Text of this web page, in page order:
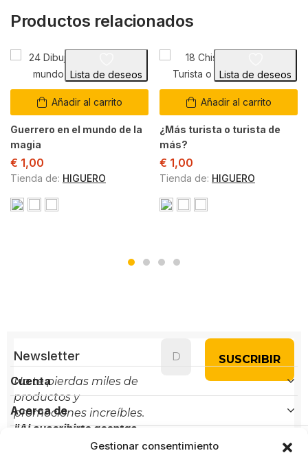
Gestionar consentimiento
Productos relacionados
Añadir al carrito
Lista de deseos
Guerrero en el mundo de la
magia
€ 1,00
Tienda de: HIGUERO
Añadir al carrito
Lista de deseos
¿Más turista o turista de
más?
€ 1,00
Tienda de: HIGUERO
Newsletter
No te pierdas miles de
productos y
promociones increíbles.
"Al suscribirte aceptas
nuestra política de
Cuenta
Acerca de